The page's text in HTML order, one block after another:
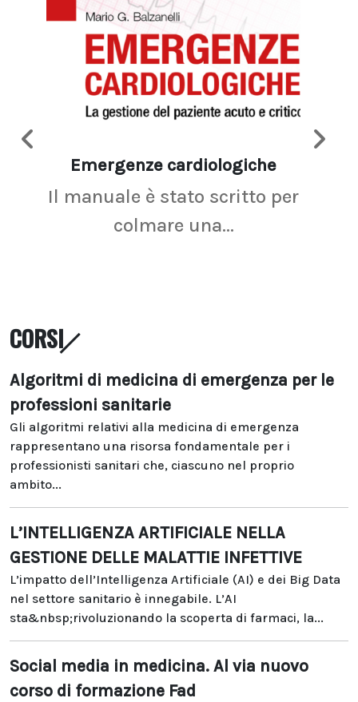
Emergenze cardiologiche
Il manuale è stato scritto per
colmare una...
CORSI
Algoritmi di medicina di emergenza per le
professioni sanitarie
Gli algoritmi relativi alla medicina di emergenza
rappresentano una risorsa fondamentale per i
professionisti sanitari che, ciascuno nel proprio
ambito...
L’INTELLIGENZA ARTIFICIALE NELLA
GESTIONE DELLE MALATTIE INFETTIVE
L’impatto dell’Intelligenza Artificiale (AI) e dei Big Data
nel settore sanitario è innegabile. L’AI
sta&nbsp;rivoluzionando la scoperta di farmaci, la...
Social media in medicina. Al via nuovo
corso di formazione Fad